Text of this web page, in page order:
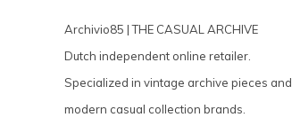
Archivio85 | THE CASUAL ARCHIVE
Dutch independent online retailer.
Specialized in vintage archive pieces and
modern casual collection brands.